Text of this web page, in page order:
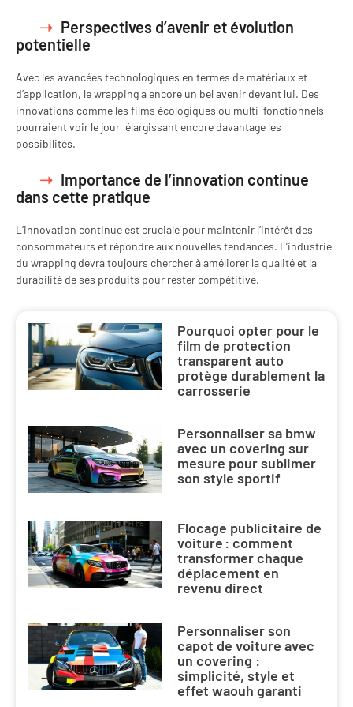
Perspectives d’avenir et évolution
potentielle
Avec les avancées technologiques en termes de matériaux et
d’application, le wrapping a encore un bel avenir devant lui. Des
innovations comme les films écologiques ou multi-fonctionnels
pourraient voir le jour, élargissant encore davantage les
possibilités.
Importance de l’innovation continue
dans cette pratique
L’innovation continue est cruciale pour maintenir l’intérêt des
consommateurs et répondre aux nouvelles tendances. L’industrie
du wrapping devra toujours chercher à améliorer la qualité et la
durabilité de ses produits pour rester compétitive.
Pourquoi opter pour le
film de protection
transparent auto
protège durablement la
carrosserie
Personnaliser sa bmw
avec un covering sur
mesure pour sublimer
son style sportif
Flocage publicitaire de
voiture : comment
transformer chaque
déplacement en
revenu direct
Personnaliser son
capot de voiture avec
un covering :
simplicité, style et
effet waouh garanti